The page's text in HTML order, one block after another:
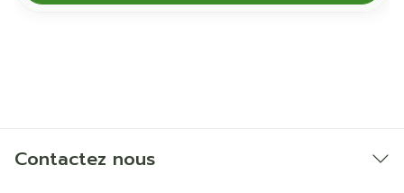
Contactez nous